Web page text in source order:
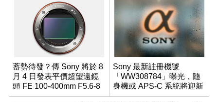
蓄勢待發？傳 Sony 將於 8
月 4 日發表平價超望遠鏡
頭 FE 100-400mm F5.6-8
Sony 最新註冊機號
「WW308784」曝光，隨
身機或 APS-C 系統將迎新
成員？